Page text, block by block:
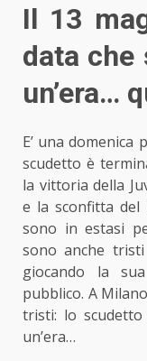
Il 13
data che
un’era…
E’ una domenica
scudetto è
la vittoria della
e la sconfitta
sono in estasi
sono anche
giocando la
pubblico. A
tristi: lo
un’era…